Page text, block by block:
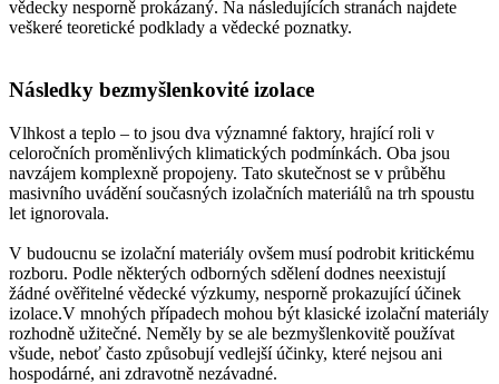
vědecky nesporně prokázaný. Na následujících stranách najdete
veškeré teoretické podklady a vědecké poznatky.
Následky bezmyšlenkovité izolace
Vlhkost a teplo – to jsou dva významné faktory, hrající roli v
celoročních proměnlivých klimatických podmínkách. Oba jsou
navzájem komplexně propojeny. Tato skutečnost se v průběhu
masivního uvádění současných izolačních materiálů na trh spoustu
let ignorovala.
V budoucnu se izolační materiály ovšem musí podrobit kritickému
rozboru. Podle některých odborných sdělení dodnes neexistují
žádné ověřitelné vědecké výzkumy, nesporně prokazující účinek
izolace.V mnohých případech mohou být klasické izolační materiály
rozhodně užitečné. Neměly by se ale bezmyšlenkovitě používat
všude, neboť často způsobují vedlejší účinky, které nejsou ani
hospodárné, ani zdravotně nezávadné.